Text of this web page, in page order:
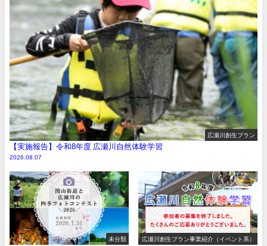
広瀬川創生プラン
【実施報告】令和8年度 広瀬川自然体験学習
2026.08.07
未分類 広瀬川創生プラン事業紹介（イベント系）